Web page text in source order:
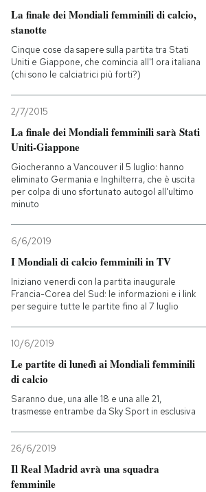
La finale dei Mondiali femminili di calcio,
stanotte
Cinque cose da sapere sulla partita tra Stati
Uniti e Giappone, che comincia all'1 ora italiana
(chi sono le calciatrici più forti?)
2/7/2015
La finale dei Mondiali femminili sarà Stati
Uniti-Giappone
Giocheranno a Vancouver il 5 luglio: hanno
eliminato Germania e Inghilterra, che è uscita
per colpa di uno sfortunato autogol all'ultimo
minuto
6/6/2019
I Mondiali di calcio femminili in TV
Iniziano venerdì con la partita inaugurale
Francia-Corea del Sud: le informazioni e i link
per seguire tutte le partite fino al 7 luglio
10/6/2019
Le partite di lunedì ai Mondiali femminili
di calcio
Saranno due, una alle 18 e una alle 21,
trasmesse entrambe da Sky Sport in esclusiva
26/6/2019
Il Real Madrid avrà una squadra
femminile